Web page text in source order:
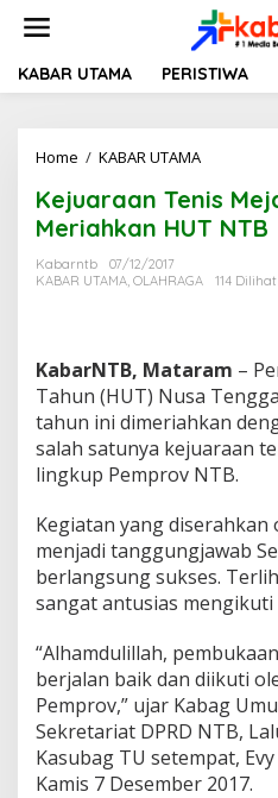
t
KABAR UTAMA PERISTIWA
Home / KABAR UTAMA
j
u
a
a
e
n
i
s
M
e
a
A
n
t
a
S
K
P
D
M
e
r
Kejuaraan Tenis
Meriahkan HUT NTB
Kabarntb
07/12/2017
KABAR UTAMA, OLAHRAGA 114 Dilihat
KabarNTB, Mataram –
Tahun (HUT) Nusa
tahun ini dimeriahkan
salah satunya kejuaraan
lingkup Pemprov NTB.
Kegiatan yang diserahkan
menjadi tanggungjawab
berlangsung sukses.
sangat antusias
“Alhamdulillah,
berjalan baik dan diikuti
Pemprov,” ujar Kabag
Sekretariat DPRD NTB,
Kasubag TU setempat,
Kamis 7 Desember 2017.